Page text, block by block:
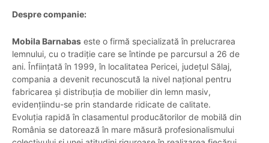
Despre companie:
Mobila Barnabas este o firmă specializată în prelucrarea
lemnului, cu o tradiție care se întinde pe parcursul a 26 de
ani. Înființată în 1999, în localitatea Pericei, județul Sălaj,
compania a devenit recunoscută la nivel național pentru
fabricarea și distribuția de mobilier din lemn masiv,
evidențiindu-se prin standarde ridicate de calitate.
Evoluția rapidă în clasamentul producătorilor de mobilă din
România se datorează în mare măsură profesionalismului